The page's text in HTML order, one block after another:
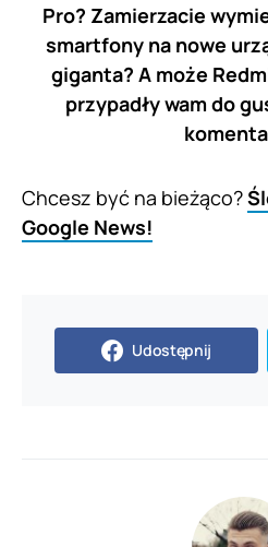
Pro? Zamierzacie
smartfony na nowe
giganta? A może
przypadły wam do
Chcesz być na bieżąco?
Google News!
Udostępnij